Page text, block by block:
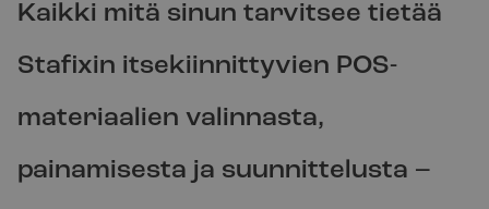
Kaikki mitä sinun tarvitsee tietää
Stafixin itsekiinnittyvien POS-
materiaalien valinnasta,
painamisesta ja suunnittelusta –